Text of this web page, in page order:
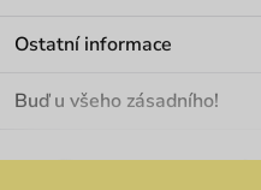
Materiály a údržba
Ostatní informace
Velkoobchod
Buď u všeho zásadního!